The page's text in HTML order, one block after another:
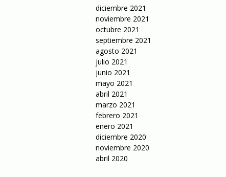
diciembre 2021
noviembre 2021
octubre 2021
septiembre 2021
agosto 2021
julio 2021
junio 2021
mayo 2021
abril 2021
marzo 2021
febrero 2021
enero 2021
diciembre 2020
noviembre 2020
abril 2020